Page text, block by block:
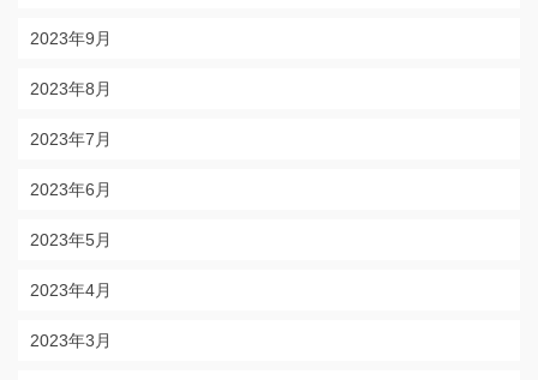
2023年9月
2023年8月
2023年7月
2023年6月
2023年5月
2023年4月
2023年3月